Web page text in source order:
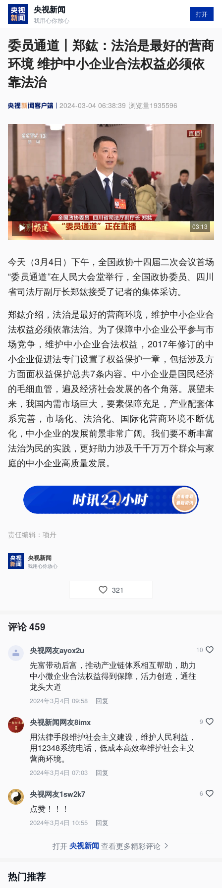
央视新闻
我用心你放心
打开
委员通道丨郑鈜：法治是最好的营商
环境 维护中小企业合法权益必须依
靠法治
2024-03-04 06:38:39 浏览量1935596
03:13
今天（3月4日）下午，全国政协十四届二次会议首场
“委员通道”在人民大会堂举行，全国政协委员、四川
省司法厅副厅长郑鈜接受了记者的集体采访。
郑鈜介绍，法治是最好的营商环境，维护中小企业合
法权益必须依靠法治。为了保障中小企业公平参与市
场竞争，维护中小企业合法权益，2017年修订的中
小企业促进法专门设置了权益保护一章，包括涉及方
方面面权益保护总共7条内容。中小企业是国民经济
的毛细血管，遍及经济社会发展的各个角落。展望未
来，我国内需市场巨大，要素保障充足，产业配套体
系完善，市场化、法治化、国际化营商环境不断优
化，中小企业的发展前景非常广阔。我们要不断丰富
法治为民的实践，更好助力涉及千千万万个群众与家
庭的中小企业高质量发展。
责任编辑： 项丹
央视新闻
我用心你放心
321
评论459
央视网友ayox2u
先富带动后富，推动产业链体系相互帮助，助力
中小微企业合法权益得到保障，活力创造，通往
龙头大道
2024年3月4日 09:58 回复
10
央视新闻网友8imx
用法律手段维护社会主义建设，维护人民利益，
用12348系统电话，低成本高效率维护社会主义
营商环境。
2024年3月4日 07:03 回复
9
央视网友1sw2k7
点赞！！！
2024年3月4日 10:55 回复
6
打开央视新闻查看更多精彩评论
热门推荐